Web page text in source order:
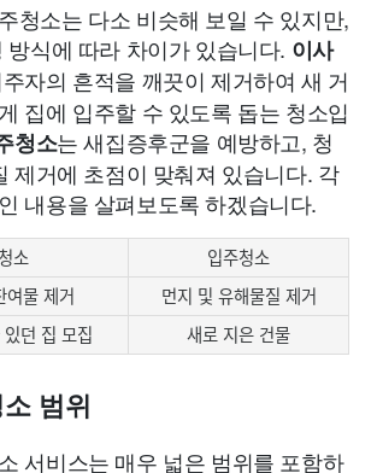
청소는 다소 비슷해 보일 수 있지만,
방식에 따라 차이가 있습니다. 이사
자의 흔적을 깨끗이 제거하여 새 거
집에 입주할 수 있도록 돕는 청소입
청소는 새집증후군을 예방하고, 청
제거에 초점이 맞춰져 있습니다. 각
내용을 살펴보도록 하겠습니다.
소
입주청소
여물 제거
먼지 및 유해물질 제거
던 집 모집
새로 지은 건물
범위
서비스는 매우 넓은 범위를 포함하